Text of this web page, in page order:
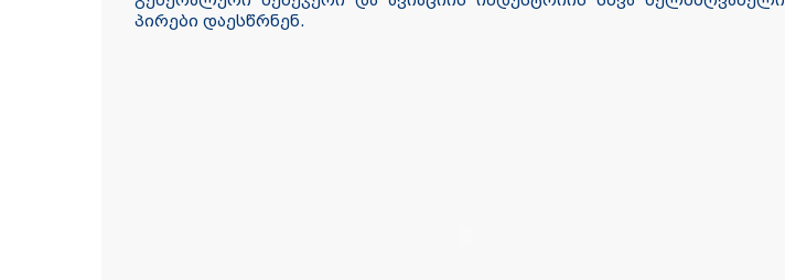
პირები დაესწრნენ.